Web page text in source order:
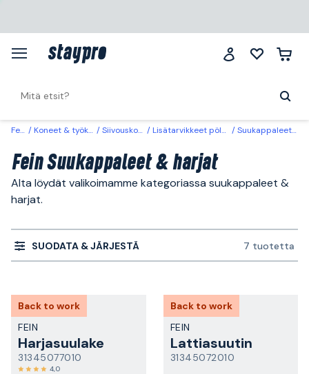
Fein Koneet & työkalut Siivouskoneet Lisätarvikkeet pölynimurit Suukappaleet & harjat
Fein Suukappaleet & harjat
Alta löydät valikoimamme kategoriassa suukappaleet &
harjat.
SUODATA & JÄRJESTÄ 7 tuotetta
Back to work
FEIN
Harjasuulake
31345077010
4,0
Back to work
FEIN
Lattiasuutin
31345072010